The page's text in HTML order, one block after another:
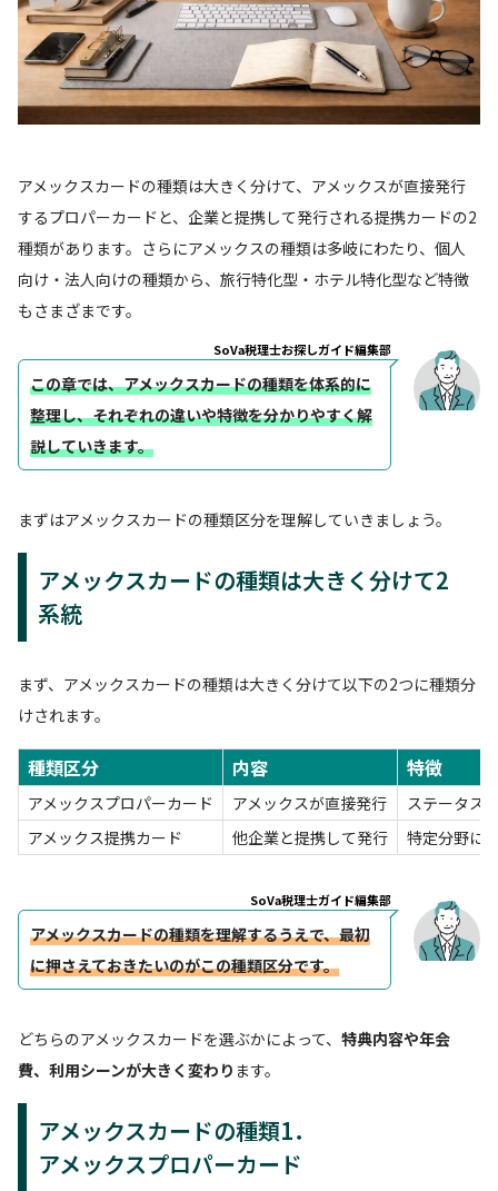
アメックスカードの種類は大きく分けて、アメックスが直接発行
するプロパーカードと、企業と提携して発行される提携カードの2
種類があります。さらにアメックスの種類は多岐にわたり、個人
向け・法人向けの種類から、旅行特化型・ホテル特化型など特徴
もさまざまです。
SoVa税理士お探しガイド編集部
この章では、アメックスカードの種類を体系的に
整理し、それぞれの違いや特徴を分かりやすく解
説していきます。
まずはアメックスカードの種類区分を理解していきましょう。
アメックスカードの種類は大きく分けて2
系統
まず、アメックスカードの種類は大きく分けて以下の2つに種類分
けされます。
種類区分 内容 特徴
アメックスプロパーカード アメックスが直接発行
ステータス
アメックス提携カード
他企業と提携して発行 特定分野に
SoVa税理士ガイド編集部
アメックスカードの種類を理解するうえで、最初
に押さえておきたいのがこの種類区分です。
どちらのアメックスカードを選ぶかによって、 特典内容や年会
費、利用シーンが大きく変わり ます。
アメックスカードの種類1．
アメックスプロパーカード